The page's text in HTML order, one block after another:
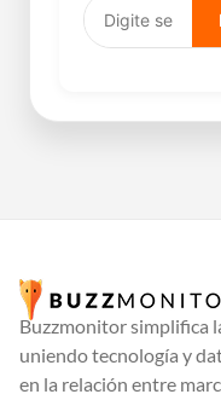
Buzzmonitor simplifica
uniendo tecnología y
en la relación entre